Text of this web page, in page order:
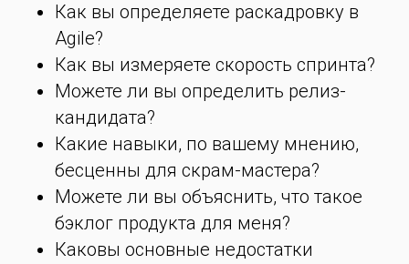
Как вы определяете раскадровку в
Agile?
Как вы измеряете скорость спринта?
Можете ли вы определить релиз-
кандидата?
Какие навыки, по вашему мнению,
бесценны для скрам-мастера?
Можете ли вы объяснить, что такое
бэклог продукта для меня?
Каковы основные недостатки